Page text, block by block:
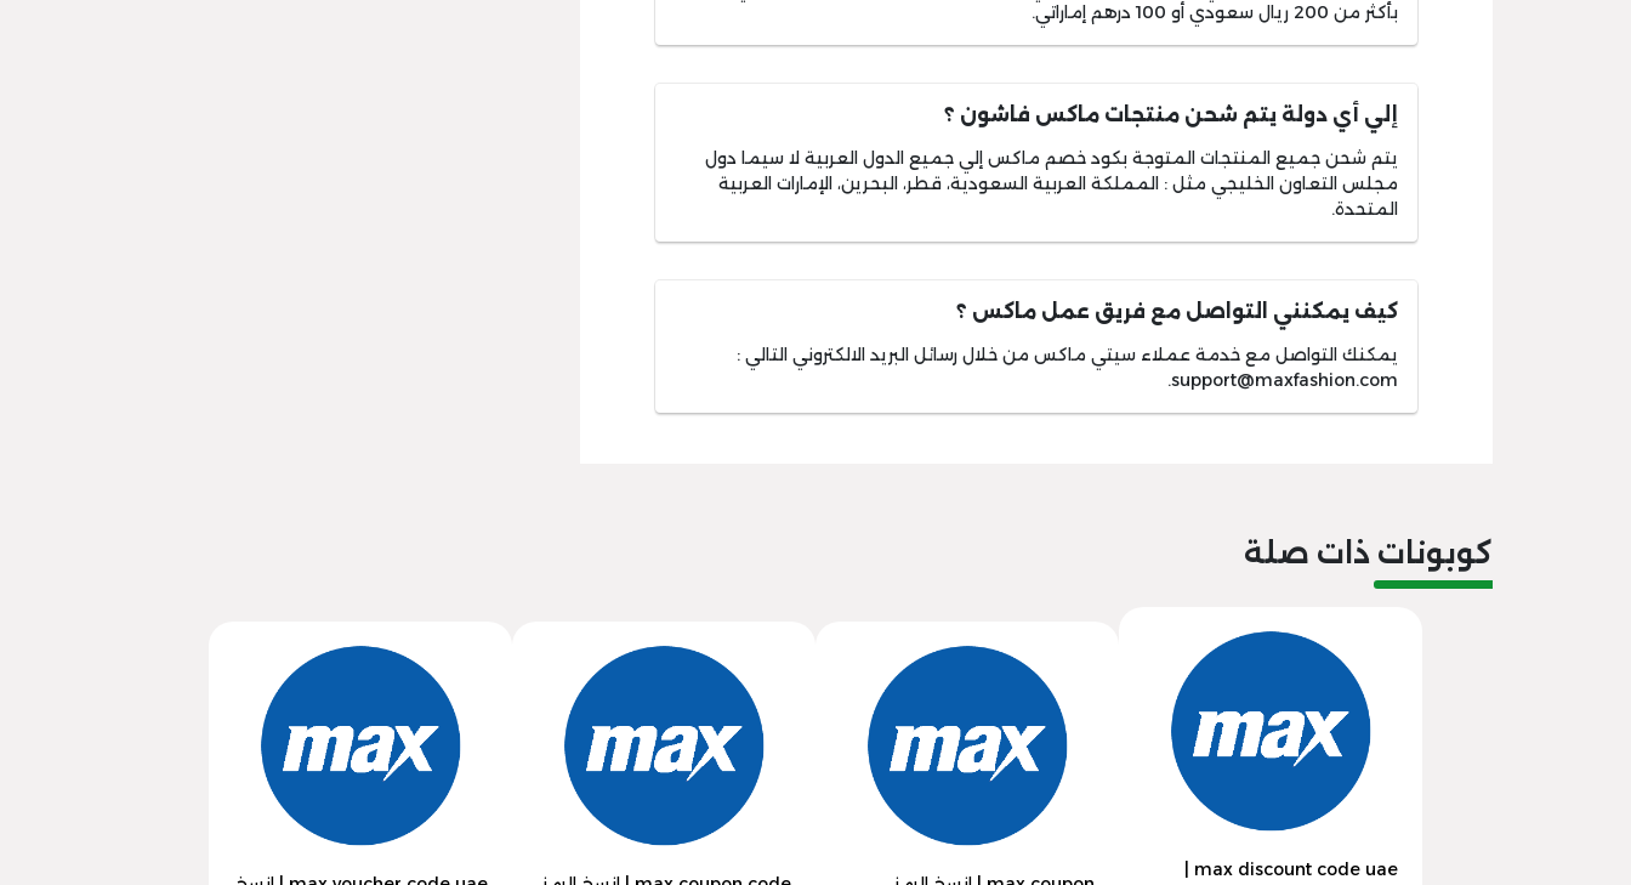
بأكثر من 200 ريال سعودي أو 100 درهم إماراتي.
إلي أي دولة يتم شحن منتجات ماكس فاشون ؟
يتم شحن جميع المنتجات المتوجة بكود خصم ماكس إلي جميع الدول العربية لا سيما دول
مجلس التعاون الخليجي مثل : المملكة العربية السعودية، قطر، البحرين، الإمارات العربية
المتحدة.
كيف يمكنني التواصل مع فريق عمل ماكس ؟
يمكنك التواصل مع خدمة عملاء سيتي ماكس من خلال رسائل البريد الالكتروني التالي :
support@maxfashion.com
.
كوبونات ذات صلة